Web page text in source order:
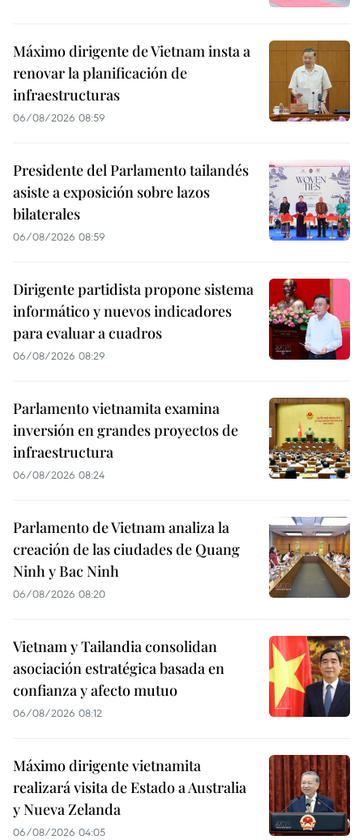
Máximo dirigente de Vietnam insta a
renovar la planificación de
infraestructuras
06/08/2026 08:59
Presidente del Parlamento tailandés
asiste a exposición sobre lazos
bilaterales
06/08/2026 08:59
Dirigente partidista propone sistema
informático y nuevos indicadores
para evaluar a cuadros
06/08/2026 08:29
Parlamento vietnamita examina
inversión en grandes proyectos de
infraestructura
06/08/2026 08:24
Parlamento de Vietnam analiza la
creación de las ciudades de Quang
Ninh y Bac Ninh
06/08/2026 08:20
Vietnam y Tailandia consolidan
asociación estratégica basada en
confianza y afecto mutuo
06/08/2026 08:12
Máximo dirigente vietnamita
realizará visita de Estado a Australia
y Nueva Zelanda
06/08/2026 04:05